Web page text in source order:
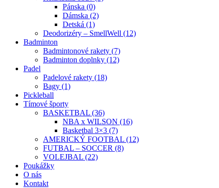
Pánska (0)
Dámska (2)
Detská (1)
Deodorizéry – SmellWell (12)
Badminton
Badmintonové rakety (7)
Badminton doplnky (12)
Padel
Padelové rakety (18)
Bagy (1)
Pickleball
Tímové športy
BASKETBAL (36)
NBA x WILSON (16)
Basketbal 3×3 (7)
AMERICKÝ FOOTBAL (12)
FUTBAL – SOCCER (8)
VOLEJBAL (22)
Poukážky
O nás
Kontakt